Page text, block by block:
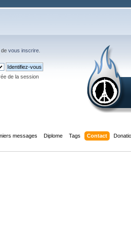
de vous inscrire
de la session
messages Diplome Tags Contact